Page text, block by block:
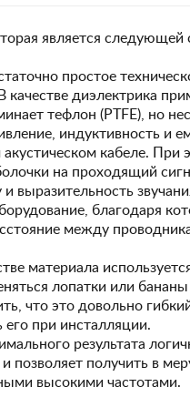
является
простое
диэлектрика
тефлон (PTFE), но
индуктивность и
кабеле. При
на проходящий
выразительность
благодаря
между
материала
лопатки или
что это довольно
его при инсталляции.
результата
позволяет получить в
высокими частотами.